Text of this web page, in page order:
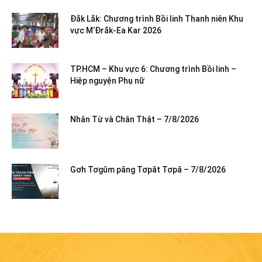
Đắk Lắk: Chương trình Bồi linh Thanh niên Khu
vực M’Đrắk-Ea Kar 2026
TP.HCM – Khu vực 6: Chương trình Bồi linh –
Hiệp nguyện Phụ nữ
Nhân Từ và Chân Thật – 7/8/2026
Gơh Tơgŭm păng Tơpăt Tơpă – 7/8/2026